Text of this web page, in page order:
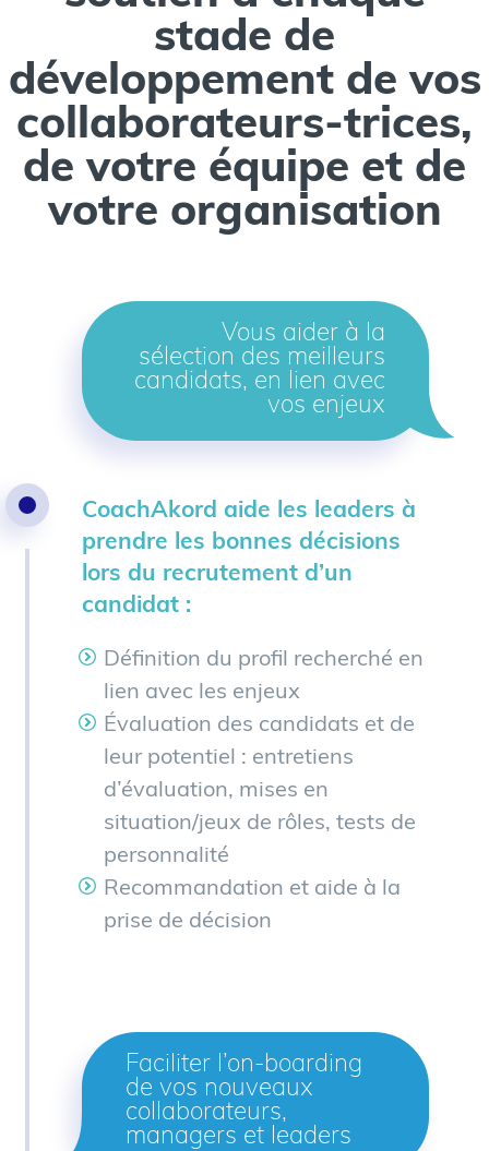
stade de
développement de vos
collaborateurs-trices,
de votre équipe et de
votre organisation
Vous aider à la
sélection des meilleurs
candidats, en lien avec
vos enjeux
CoachAkord aide les leaders à
prendre les bonnes décisions
lors du recrutement d’un
candidat :
Définition du profil recherché en
lien avec les enjeux
Évaluation des candidats et de
leur potentiel : entretiens
d’évaluation, mises en
situation/jeux de rôles, tests de
personnalité
Recommandation et aide à la
prise de décision
Faciliter l’on-boarding
de vos nouveaux
collaborateurs,
managers et leaders